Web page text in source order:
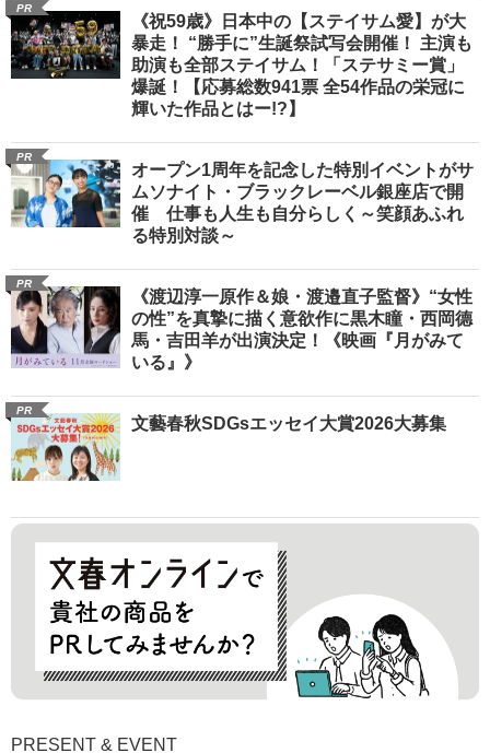
PR
《祝59歳》日本中の【ステイサム愛】が大
暴走！ “勝手に”生誕祭試写会開催！ 主演も
助演も全部ステイサム！「ステサミー賞」
爆誕！【応募総数941票 全54作品の栄冠に
輝いた作品とはー!?】
PR
オープン1周年を記念した特別イベントがサ
ムソナイト・ブラックレーベル銀座店で開
催 仕事も人生も自分らしく～笑顔あふれ
る特別対談～
PR
《渡辺淳一原作＆娘・渡邉直子監督》“女性
の性”を真摯に描く意欲作に黒木瞳・西岡德
馬・吉田羊が出演決定！《映画『月がみて
いる』》
PR
文藝春秋SDGsエッセイ大賞2026大募集
PRESENT & EVENT